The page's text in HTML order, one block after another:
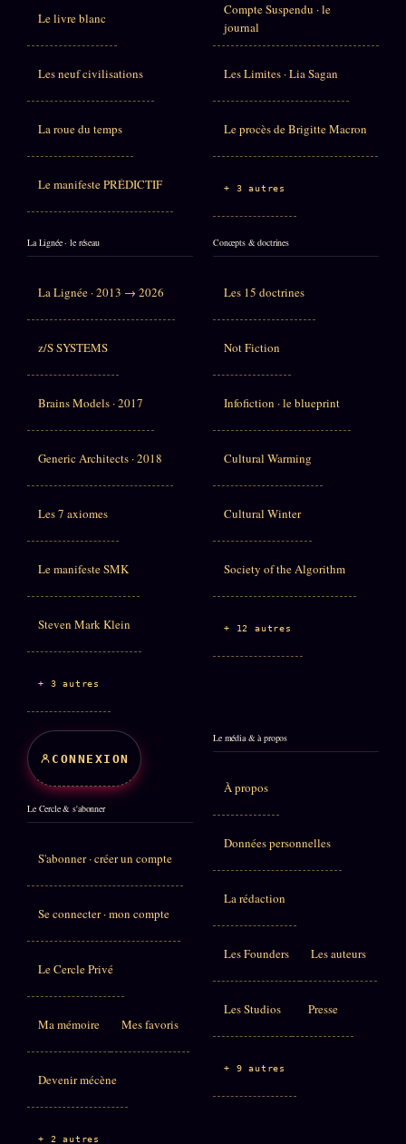
Le livre blanc
Les neuf civilisations
La roue du temps
Le manifeste PRÉDICTIF
Compte Suspendu · le
journal
Les Limites · Lia Sagan
Le procès de Brigitte Macron
+ 3 autres
La Lignée · le réseau
La Lignée · 2013 → 2026
z/S SYSTEMS
Brains Models · 2017
Generic Architects · 2018
Les 7 axiomes
Le manifeste SMK
Steven Mark Klein
+ 3 autres
Concepts & doctrines
Les 15 doctrines
Not Fiction
Infofiction · le blueprint
Cultural Warming
Cultural Winter
Society of the Algorithm
+ 12 autres
CONNEXION
Le Cercle & s'abonner
S'abonner · créer un compte
Se connecter · mon compte
Le Cercle Privé
Ma mémoire Mes favoris
Devenir mécène
+ 2 autres
Le média & à propos
À propos
Données personnelles
La rédaction
Les Founders Les auteurs
Les Studios Presse
+ 9 autres